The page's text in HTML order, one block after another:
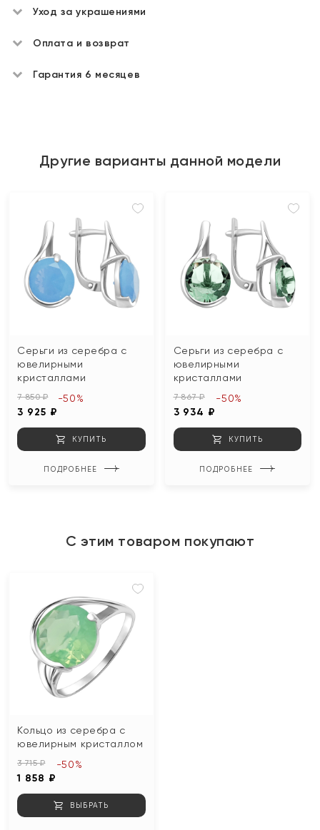
Уход за украшениями
Оплата и возврат
Гарантия 6 месяцев
Другие варианты данной модели
Серьги из серебра с
ювелирными
кристаллами
7 850 ₽
3 925 ₽
-50%
КУПИТЬ
ПОДРОБНЕЕ
Серьги из серебра с
ювелирными
кристаллами
7 867 ₽
3 934 ₽
-50%
КУПИТЬ
ПОДРОБНЕЕ
С этим товаром покупают
Кольцо из серебра с
ювелирным кристаллом
3 715 ₽
1 858 ₽
-50%
ВЫБРАТЬ